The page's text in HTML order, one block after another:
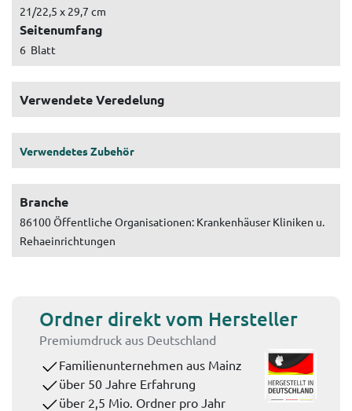
21/22,5 x 29,7 cm
Seitenumfang
6 Blatt
Verwendete Veredelung
Verwendetes Zubehör
Branche
86100 Öffentliche Organisationen: Krankenhäuser Kliniken u.
Rehaeinrichtungen
Ordner direkt vom Hersteller
Premiumdruck aus Deutschland
Familienunternehmen aus Mainz
über 50 Jahre Erfahrung
über 2,5 Mio. Ordner pro Jahr